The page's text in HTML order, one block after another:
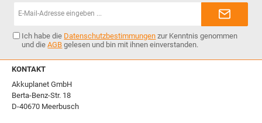
Ich habe die Datenschutzbestimmungen zur Kenntnis genommen
und dieAGB gelesen und bin mit ihnen einverstanden.
KONTAKT
Akkuplanet GmbH
Berta-Benz-Str. 18
D-40670 Meerbusch